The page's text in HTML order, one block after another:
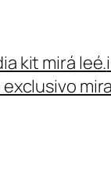
kit mirá leé.